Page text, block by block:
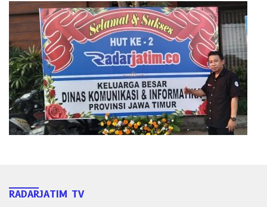
RADARJATIM TV